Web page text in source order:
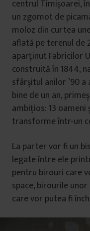
centrul Timișoarei,
un zgomot de
moloz din curtea
aflată pe terenul de
aparținut Fabricilor
construită în 1844,
sfârșitul anilor ’90
bine de un an,
ambițios: 13
transforme într-un
La parter vor fi un
legate între ele
pentru birouri care
space, birourile
care vor putea fi